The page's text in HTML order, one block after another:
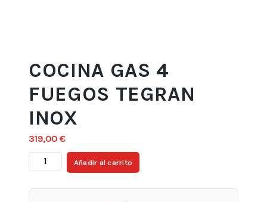
COCINA GAS 4
FUEGOS TEGRAN
INOX
319,00 €
COCINA
GAS
4
Añadir al carrito